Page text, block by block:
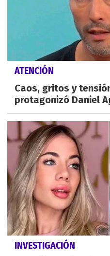
ATENCIÓN
Caos, gritos y
protagonizó Daniel
INVESTIGACIÓN